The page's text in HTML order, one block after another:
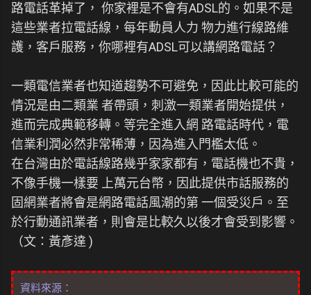
路電話革掉了， 你家裡是不會有ADSL的。如果不是
這些業者拉電話線，每年動員人力 物力進行線路維
護，客戶服務，你哪裡有ADSL可以講網路電話？
一類電信業者也知道趨勢不可避免，因此比較可能的
情況是由二類業 者帶頭，刺激一類業者開始提供，
進而完成典範移轉。等完全進入網 路電話時代，電
信業利潤必然非常稀薄，因為進入門檻太低。
在台灣由於電話線路幾乎家家都有，電話機也不貴，
不像手機一樣要 上萬元台幣，因此提供市話服務的
固網業者將會是網路電話風潮的第 一個受災戶。至
於行動通訊業者，則會是比較久以後才會受到影響。
（文：黃彥達 )
資料來源：